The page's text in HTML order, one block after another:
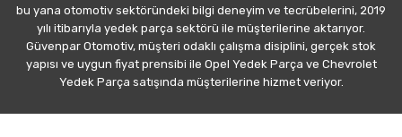
bu yana otomotiv sektöründeki bilgi deneyim ve tecrübelerini, 2019
yılı itibarıyla yedek parça sektörü ile müşterilerine aktarıyor.
Güvenpar Otomotiv, müşteri odaklı çalışma disiplini, gerçek stok
yapısı ve uygun fiyat prensibi ile Opel Yedek Parça ve Chevrolet
Yedek Parça satışında müşterilerine hizmet veriyor.